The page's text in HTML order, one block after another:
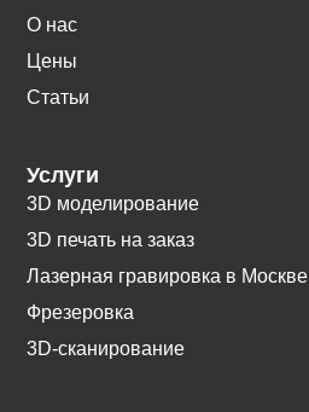
О нас
Цены
Статьи
Услуги
3D моделирование
3D печать на заказ
Лазерная гравировка в Москве
Фрезеровка
3D-сканирование